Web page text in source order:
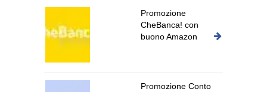
Promozione
CheBanca! con
buono Amazon
Promozione Conto